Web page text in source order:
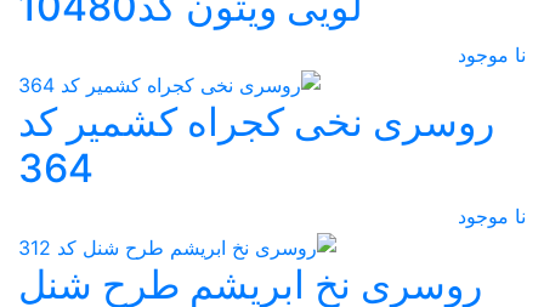
نا موجود
روسری نخی کجراه کشمیر کد
364
نا موجود
روسری نخ ابریشم طرح شنل